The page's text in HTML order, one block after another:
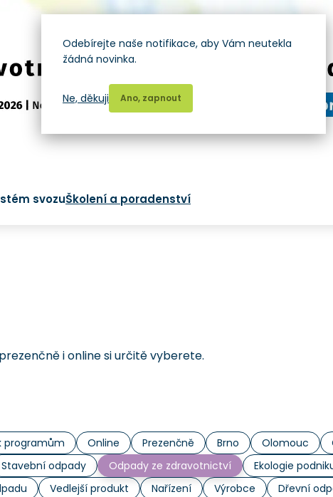
svozuŠkolení a poradenství
i online si určitě vyberete.
programům Online Prezenčně Brno Olomouc
Stavební odpady Odpady ze zdravotnictví Ekologie
Vedlejší produkt Nařízení Výrobce Dřevní
Odebírejte naše notifikace, aby Vám neutekla
žádná novinka.
Ano, zapnout
Ne, děkuji